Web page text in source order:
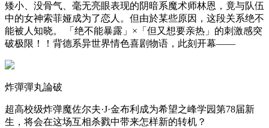
矮小、没骨气、毫无亮眼表现的阴暗系魔术师林恩，竟与队伍
中的女神索菲娅成为了恋人。但由於某些原因，这段关系绝不
能被人知晓。 「绝不能暴露」×「但又想要亲热」的刺激感突
破极限！！背德系异世界情色喜剧物语，此刻开幕——
炸彈彈丸論破
超高校级炸弹魔佐尔夫·J·金布利成为希望之峰学园第78届新
生，将会在这场互相杀戮中带来怎样新的转机？